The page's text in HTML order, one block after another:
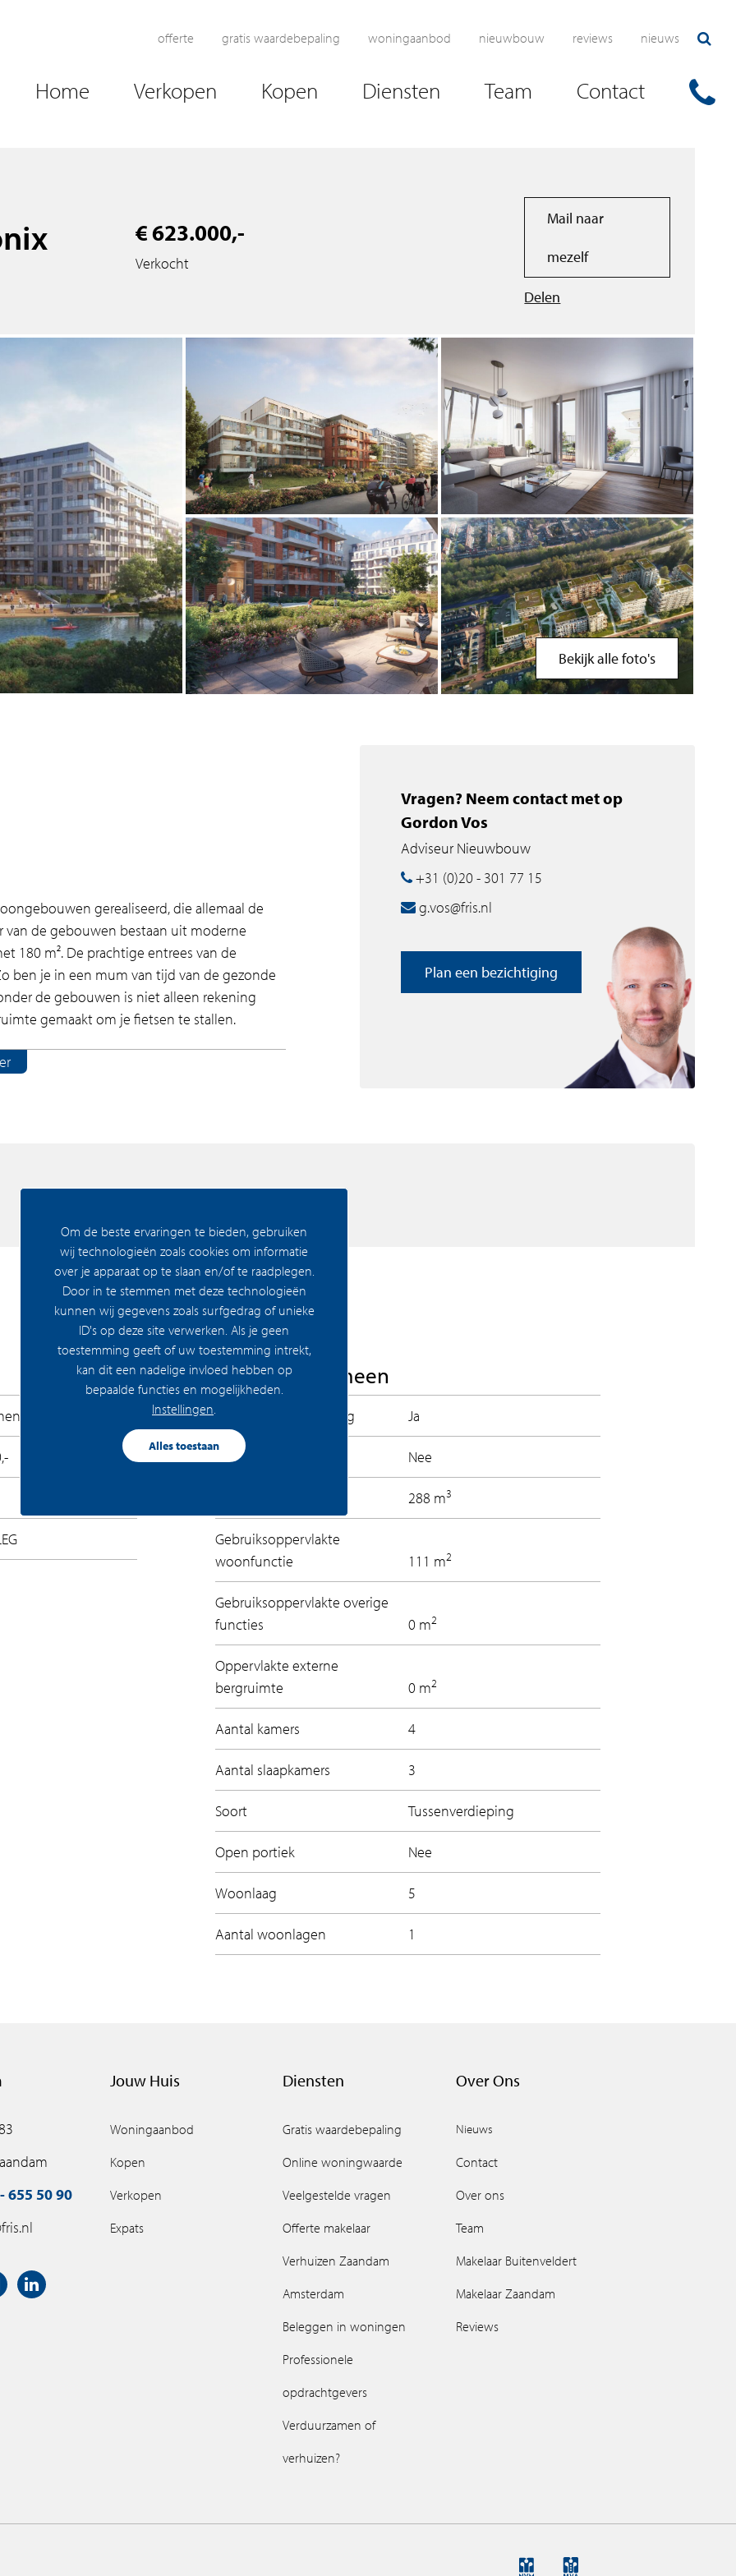
offerte gratis waardebepaling woningaanbod nieuwbouw reviews nieuws
Home Verkopen Kopen Diensten Team Contact
€ 623.000,-
Verkocht
Mail naar
mezelf
Delen
Bekijk alle foto's
gerealiseerd, die allemaal de
van de gebouwen bestaan uit moderne
180 m². De prachtige entrees van de
ben je in een mum van tijd van de gezonde
de gebouwen is niet alleen rekening
gemaakt om je fietsen te stallen.
grond te koop. De appartementen
beginnen vanaf circa € 325.000,- vrij op
Alle appartementen zullen worden
daglicht én hoogwaardig sanitair en
om uit te blinken in luxe. De riante
voor een walk-in-closet en een
die je binnen hebt, wordt aangevuld met de
vergezichten over het park. De
website Olympiadeamstelveen.nl of neem
Vragen? Neem contact met op
Gordon Vos
Adviseur Nieuwbouw
+31 (0)20 - 301 77 15
g.vos@fris.nl
Plan een bezichtiging
Woning Algemeen
Permanente bewoning Ja
Recreatiewoning Nee
288 m3
Gebruiksoppervlakte
woonfunctie
111 m2
Gebruiksoppervlakte overige
functies
0 m2
Oppervlakte externe
bergruimte
0 m2
Aantal kamers 4
Aantal slaapkamers 3
Soort Tussenverdieping
Open portiek Nee
Woonlaag 5
Aantal woonlagen 1
655 50 90
Jouw Huis
Woningaanbod
Kopen
Verkopen
Expats
Diensten
Gratis waardebepaling
Online woningwaarde
Veelgestelde vragen
Offerte makelaar
Verhuizen Zaandam
Amsterdam
Beleggen in woningen
Professionele
opdrachtgevers
Verduurzamen of
verhuizen?
Over Ons
Nieuws
Contact
Over ons
Team
Makelaar Buitenveldert
Makelaar Zaandam
Reviews
Om de beste ervaringen te bieden, gebruiken
wij technologieën zoals cookies om informatie
over je apparaat op te slaan en/of te raadplegen.
Door in te stemmen met deze technologieën
kunnen wij gegevens zoals surfgedrag of unieke
ID's op deze site verwerken. Als je geen
toestemming geeft of uw toestemming intrekt,
kan dit een nadelige invloed hebben op
bepaalde functies en mogelijkheden.
Instellingen
Alles toestaan